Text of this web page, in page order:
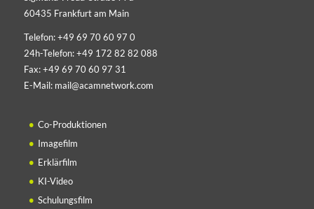
60435 Frankfurt am Main
Telefon:+49 69 70 60 97 0
24h-Telefon:+49 172 82 82 088
Fax:+49 69 70 60 97 31
E-Mail: mail@acamnetwork.com
Co-Produktionen
Imagefilm
Erklärfilm
KI-Video
Schulungsfilm